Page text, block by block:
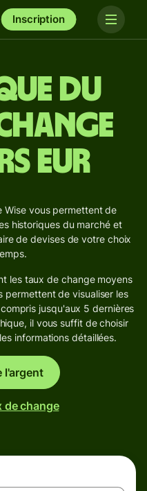
Inscription
du
EUR
Wise vous permettent de
historiques du marché et
de devises de votre choix
les taux de change moyens
permettent de visualiser les
jusqu'aux 5 dernières
il vous suffit de choisir
informations détaillées.
l'argent
de change